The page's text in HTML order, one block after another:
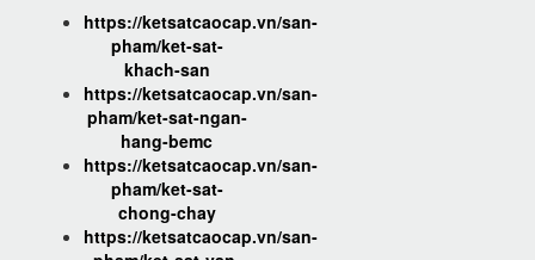
https://ketsatcaocap.vn/san-
pham/ket-sat-
khach-san
https://ketsatcaocap.vn/san-
pham/ket-sat-ngan-
hang-bemc
https://ketsatcaocap.vn/san-
pham/ket-sat-
chong-chay
https://ketsatcaocap.vn/san-